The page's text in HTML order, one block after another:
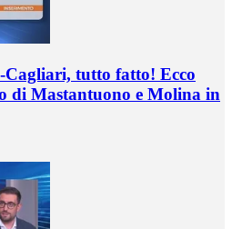
tutto fatto! Ecco
di Mastantuono e Molina in